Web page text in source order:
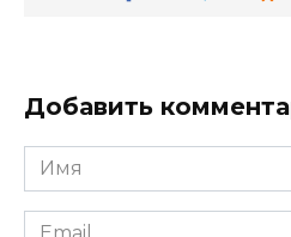
Добавить
Имя
*
Email